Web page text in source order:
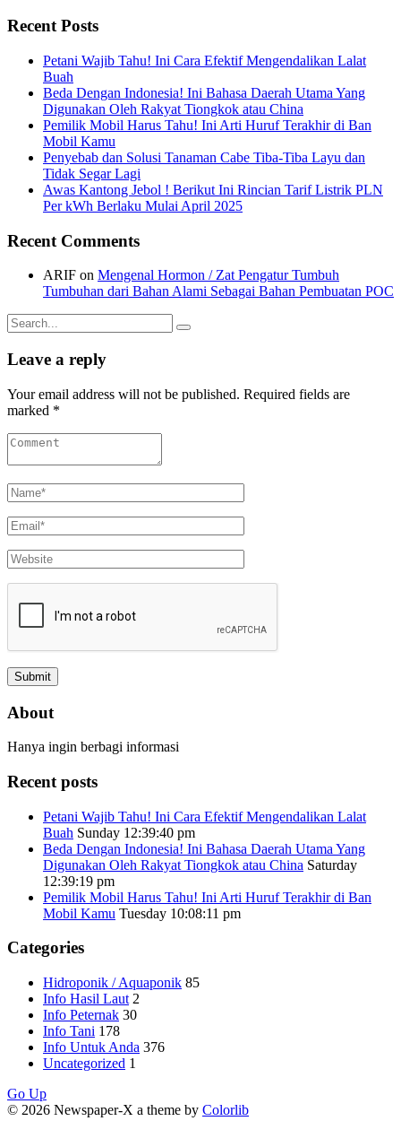
Recent Posts
Petani Wajib Tahu! Ini Cara Efektif Mengendalikan Lalat
Buah
Beda Dengan Indonesia! Ini Bahasa Daerah Utama Yang
Digunakan Oleh Rakyat Tiongkok atau China
Pemilik Mobil Harus Tahu! Ini Arti Huruf Terakhir di Ban
Mobil Kamu
Penyebab dan Solusi Tanaman Cabe Tiba-Tiba Layu dan
Tidak Segar Lagi
Awas Kantong Jebol ! Berikut Ini Rincian Tarif Listrik PLN
Per kWh Berlaku Mulai April 2025
Recent Comments
ARIF on Mengenal Hormon / Zat Pengatur Tumbuh
Tumbuhan dari Bahan Alami Sebagai Bahan Pembuatan POC
Search
for:
Leave a reply
Your email address will not be published. Required fields are
marked *
About
Hanya ingin berbagi informasi
Recent posts
Petani Wajib Tahu! Ini Cara Efektif Mengendalikan Lalat
Buah Sunday 12:39:40 pm
Beda Dengan Indonesia! Ini Bahasa Daerah Utama Yang
Digunakan Oleh Rakyat Tiongkok atau China Saturday
12:39:19 pm
Pemilik Mobil Harus Tahu! Ini Arti Huruf Terakhir di Ban
Mobil Kamu Tuesday 10:08:11 pm
Categories
Hidroponik / Aquaponik 85
Info Hasil Laut 2
Info Peternak 30
Info Tani 178
Info Untuk Anda 376
Uncategorized 1
Go Up
© 2026 Newspaper-X a theme by Colorlib